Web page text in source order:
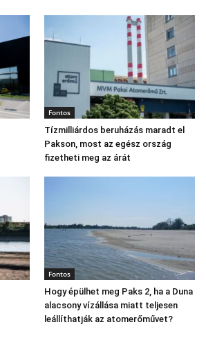
Fontos
Tízmilliárdos beruházás maradt el
Pakson, most az egész ország
fizetheti meg az árát
Fontos
Hogy épülhet meg Paks 2, ha a Duna
alacsony vízállása miatt teljesen
leállíthatják az atomerőművet?